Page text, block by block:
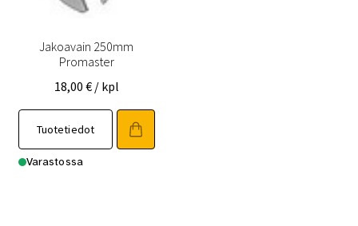
Jakoavain 250mm
Promaster
18,00 € / kpl
Tuotetiedot
Varastossa